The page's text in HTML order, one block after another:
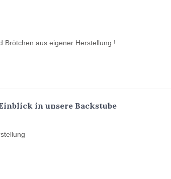
Brötchen aus eigener Herstellung !
in unsere Backstube